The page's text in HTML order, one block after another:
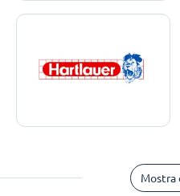
Mostra